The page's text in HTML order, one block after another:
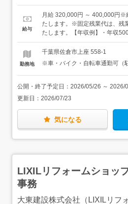
規、規制の確認、許可申請や書
も相談しながらブラッシュアッ
え込むことなく、「売れるかど
じて、お仕事をお任せします。
使った図面作成やその補助業務
徐々に一邸を任される設計者と
く予定です。また、同時に積極
宅の構造や施工過程などを学ん
形になるか」を実感しながら設
メインでお客様と間取りの打ち
計・施工となるため、スケジュ
く、設計業務に集中しやすい環
しやすい、落ち着いた雰囲気が
築士など関連の資格をお持ち
などを考慮して、給与を優遇い
ください。
給与
月給 320,000円 ～ 400,000円※
たします。※固定残業代は、残
たします。【年収例】・年収
給32万円＋賞与＋各種手当）
13年（月給43万円＋賞与＋各種
勤務地
千葉県佐倉市上座 558-1
※車・バイク・自転車通勤可
公開・終了予定日： 2026/05/26 ～ 2026/
更新日： 2026/07/23
気になる
LIXILリフォームショッ
事務
大東建設株式会社（LIXILリフ